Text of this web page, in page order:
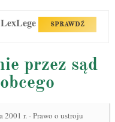
SPRAWDŹ
przez sąd
2001 r. - Prawo o ustroju